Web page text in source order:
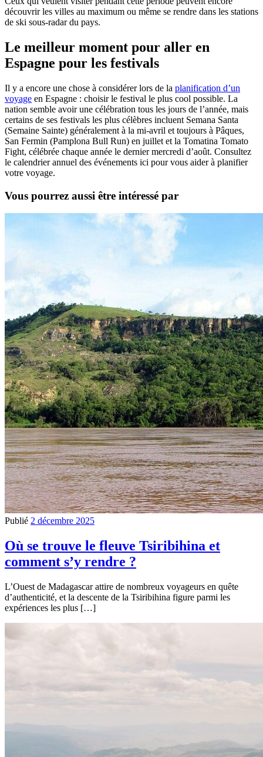
découvrir les villes au maximum ou même se rendre dans les stations
de ski sous-radar du pays.
Le meilleur moment pour aller en
Espagne pour les festivals
Il y a encore une chose à considérer lors de la planification d’un
voyage en Espagne : choisir le festival le plus cool possible. La
nation semble avoir une célébration tous les jours de l’année, mais
certains de ses festivals les plus célèbres incluent Semana Santa
(Semaine Sainte) généralement à la mi-avril et toujours à Pâques,
San Fermin (Pamplona Bull Run) en juillet et la Tomatina Tomato
Fight, célébrée chaque année le dernier mercredi d’août. Consultez
le calendrier annuel des événements ici pour vous aider à planifier
votre voyage.
Vous pourrez aussi être intéressé par
Publié 2 décembre 2025
Où se trouve le fleuve Tsiribihina et
comment s’y rendre ?
L’Ouest de Madagascar attire de nombreux voyageurs en quête
d’authenticité, et la descente de la Tsiribihina figure parmi les
expériences les plus […]